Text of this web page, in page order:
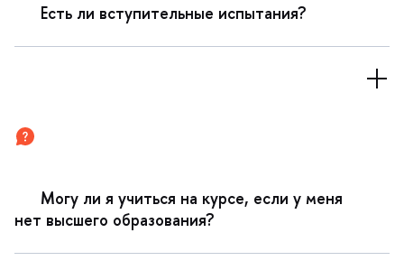
Есть ли вступительные испытания?
Могу ли я учиться на курсе, если у меня
нет высшего образования?